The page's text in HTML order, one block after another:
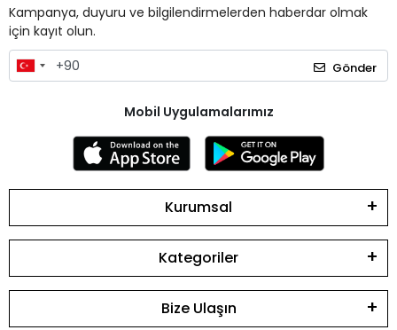
Kampanya, duyuru ve bilgilendirmelerden haberdar olmak
için kayıt olun.
Gönder
Mobil Uygulamalarımız
Kurumsal
Kategoriler
Bize Ulaşın